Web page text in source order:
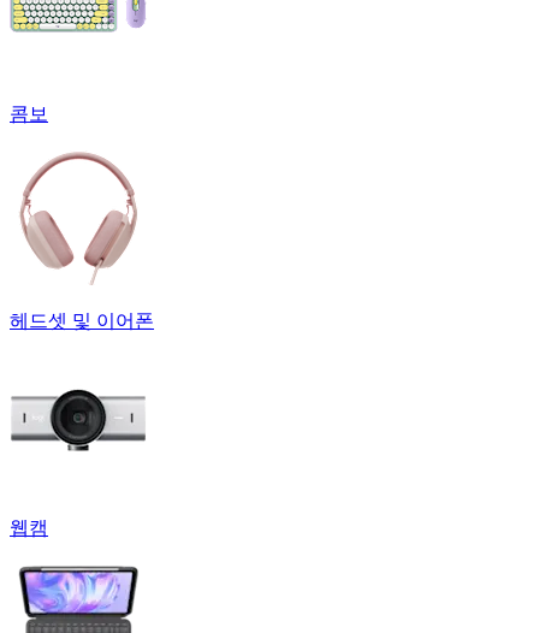
콤보
헤드셋 및 이어폰
웹캠